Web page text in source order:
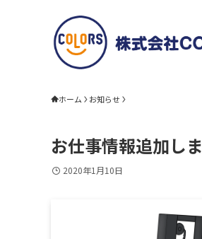
ホーム お知らせ
お仕事情報追加し
2020年1月10日